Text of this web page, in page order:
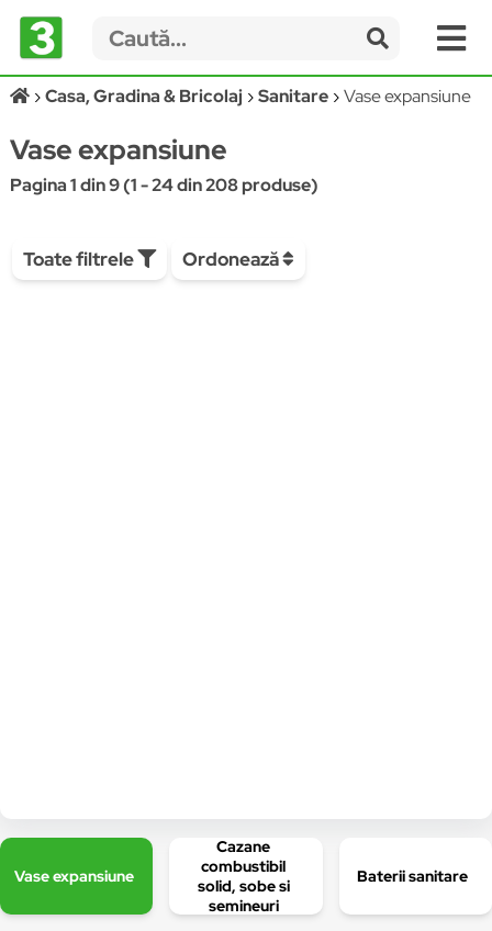
Casa, Gradina & Bricolaj Sanitare Vase expansiune
Vase expansiune
Pagina 1 din 9 (1 - 24 din 208 produse)
Toate filtrele Ordonează
Vase expansiune
Cazane
combustibil
solid, sobe si
semineuri
Baterii sanitare